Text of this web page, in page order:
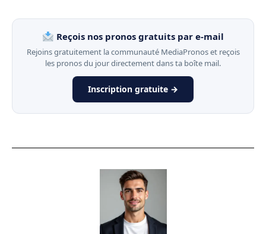
Reçois nos pronos gratuits par e-mail
Rejoins gratuitement la communauté MediaPronos et reçois
les pronos du jour directement dans ta boîte mail.
Inscription gratuite →